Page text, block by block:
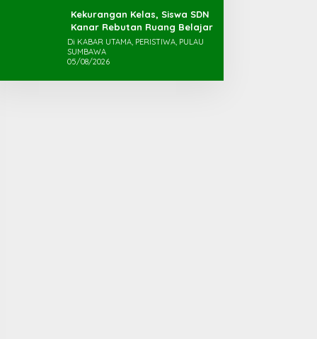
Kekurangan Kelas, Siswa SDN
Kanar Rebutan Ruang Belajar
Di KABAR UTAMA, PERISTIWA, PULAU
SUMBAWA
05/08/2026